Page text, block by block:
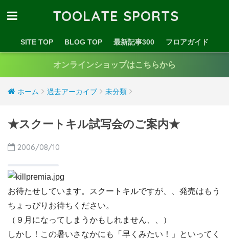
TOOLATE SPORTS
SITE TOP BLOG TOP 最新記事300 フロアガイド
オンラインショップはこちらから
ホーム 過去アーカイブ 未分類
★スクートキル試写会のご案内★
2006/08/10
お待たせしています。スクートキルですが、、発売はもう
ちょっぴりお待ちください。
（９月になってしまうかもしれません、、）
しかし！この暑いさなかにも「早くみたい！」といってく